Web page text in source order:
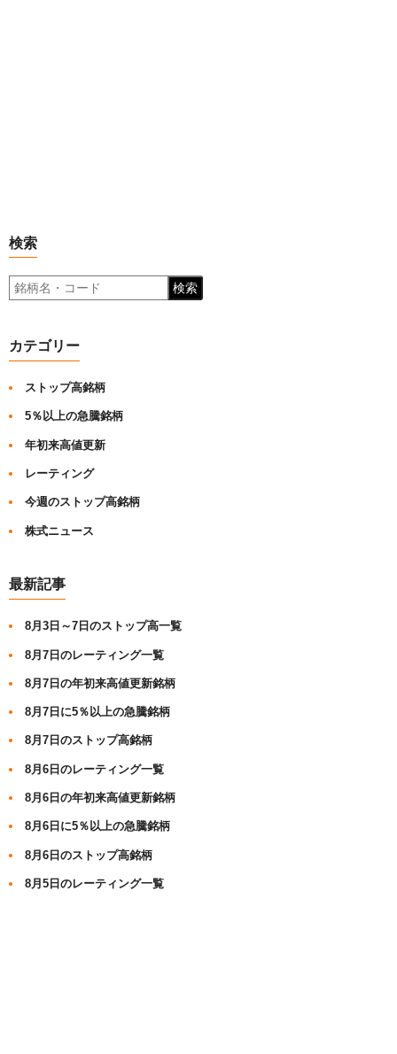
検索
検索
カテゴリー
ストップ高銘柄
5％以上の急騰銘柄
年初来高値更新
レーティング
今週のストップ高銘柄
株式ニュース
最新記事
8月3日～7日のストップ高一覧
8月7日のレーティング一覧
8月7日の年初来高値更新銘柄
8月7日に5％以上の急騰銘柄
8月7日のストップ高銘柄
8月6日のレーティング一覧
8月6日の年初来高値更新銘柄
8月6日に5％以上の急騰銘柄
8月6日のストップ高銘柄
8月5日のレーティング一覧